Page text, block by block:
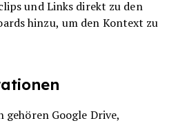
und Links direkt zu den
hinzu, um den Kontext zu
Google Drive,